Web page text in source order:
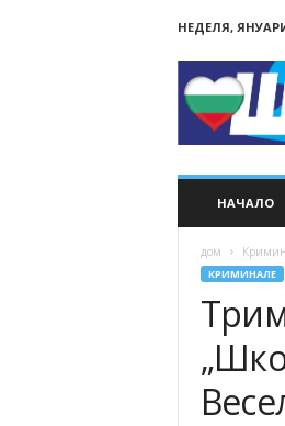
НЕДЕЛЯ, ЯНУАРИ
НАЧАЛО
дом
КРИМИНАЛЕ